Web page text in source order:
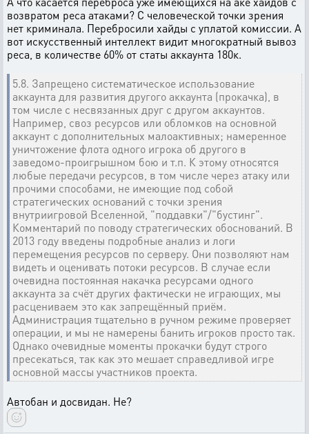
возвратом реса атаками? С человеческой точки зрения
нет криминала. Перебросили хайды с уплатой комиссии. А
вот искусственный интеллект видит многократный вывоз
реса, в количестве 60% от статы аккаунта 180к.
5.8. Запрещено систематическое использование
аккаунта для развития другого аккаунта (прокачка), в
том числе с несвязанных друг с другом аккаунтов.
Например, своз ресурсов или обломков на основной
аккаунт с дополнительных малоактивных; намеренное
уничтожение флота одного игрока об другого в
заведомо-проигрышном бою и т.п. К этому относятся
любые передачи ресурсов, в том числе через атаку или
прочими способами, не имеющие под собой
стратегических оснований с точки зрения
внутриигровой Вселенной, "поддавки"/"бустинг".
Комментарий по поводу стратегических обоснований. В
2013 году введены подробные анализ и логи
перемещения ресурсов по серверу. Они позволяют нам
видеть и оценивать потоки ресурсов. В случае если
очевидна постоянная накачка ресурсами одного
аккаунта за счёт других фактически не играющих, мы
расцениваем это как запрещённый приём.
Администрация тщательно в ручном режиме проверяет
операции, и мы не намерены банить игроков просто так.
Однако очевидные моменты прокачки будут строго
пресекаться, так как это мешает справедливой игре
основной массы участников проекта.
Автобан и досвидан. Не?